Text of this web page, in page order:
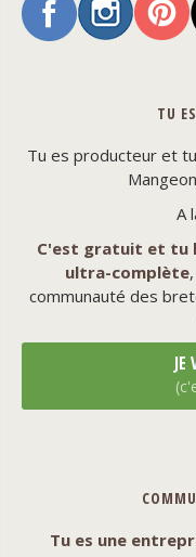
TU
Tu es producteur et
A
C'est gratuit et tu
ultra-complète
communauté des
JE
Tu es une